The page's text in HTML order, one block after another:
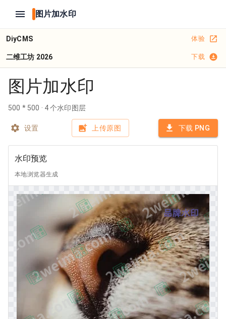
图片加水印
DiyCMS 体验
二维工坊 2026 下载
图片加水印
500 * 500 · 4个水印图层
设置 上传原图 下载 PNG
水印预览
本地浏览器生成